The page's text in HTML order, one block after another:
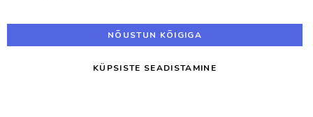
NÕUSTUN KÕIGIGA
KÜPSISTE SEADISTAMINE